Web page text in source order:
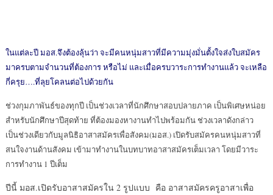
ในแต่ละปี มอส.จึงต้องลุ้นว่า จะมีคนหนุ่มสาวที่มีความมุ่งมั่นตั้งใจส่งใบสมัคร
มาครบตามจำนวนที่ต้องการ หรือไม่ และเมื่อครบวาระการทำงานแล้ว จะเหลือ
กี่ครุย….ที่ลุยโคลนต่อไปด้วยกัน
ช่วงกุมภาพันธ์ของทุกปี เป็นช่วงเวลาที่นักศึกษาสอบปลายภาค เป็นพิเศษหน่อย
สำหรับนักศึกษาปีสุดท้าย ที่ต้องมองหางานทำไปพร้อมกัน ช่วงเวลาดังกล่าว
เป็นช่วงเดียวกับมูลนิธิอาสาสมัครเพื่อสังคม(มอส.) เปิดรับสมัครคนหนุ่มสาวที่
สนใจงานด้านสังคม เข้ามาทำงานในบทบาทอาสาสมัครเต็มเวลา โดยมีวาระ
การทำงาน 1 ปีเต็ม
ปีนี้ มอส.เปิดรับอาสาสมัครใน 2 รูปแบบ คือ อาสาสมัครครูอาสาเพื่อ